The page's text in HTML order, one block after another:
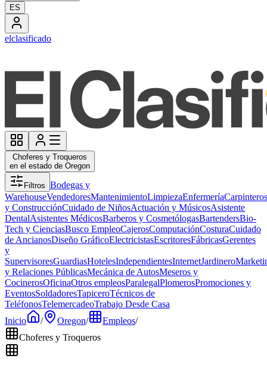
ES
elclasificado
Choferes y Troqueros
en el estado de Oregon
Filtros Bodegas y
WarehouseVendedoresMantenimientoLimpiezaEnfermeríaCarpinteros
y ConstrucciónCuidado de NiñosActuación y MúsicosAsistente
DentalAsistentes MédicosBarberos y CosmetólogasBartendersBio-
Tech y CienciasBusco EmpleoCajerosComputaciónCosturaCuidado
de AncianosDiseño GráficoElectricistasEscritoresFábricasGerentes
y
SupervisoresGuardiasHotelesIndependientesInternetJardinero
y Relaciones PúblicasMecánica de AutosMeseros y
CocinerosOficinaOtros empleosParalegalPlomerosPromociones y
EventosSoldadoresTapiceroTécnicos de
TeléfonosTelemercadeoTrabajo Desde Casa
Inicio
/ Oregon/ Empleos/
Choferes y Troqueros